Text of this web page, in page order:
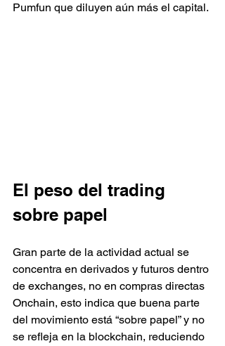
Pumfun que diluyen aún más el capital.
El peso del trading
sobre papel
Gran parte de la actividad actual se
concentra en derivados y futuros dentro
de exchanges, no en compras directas
Onchain, esto indica que buena parte
del movimiento está “sobre papel” y no
se refleja en la blockchain, reduciendo